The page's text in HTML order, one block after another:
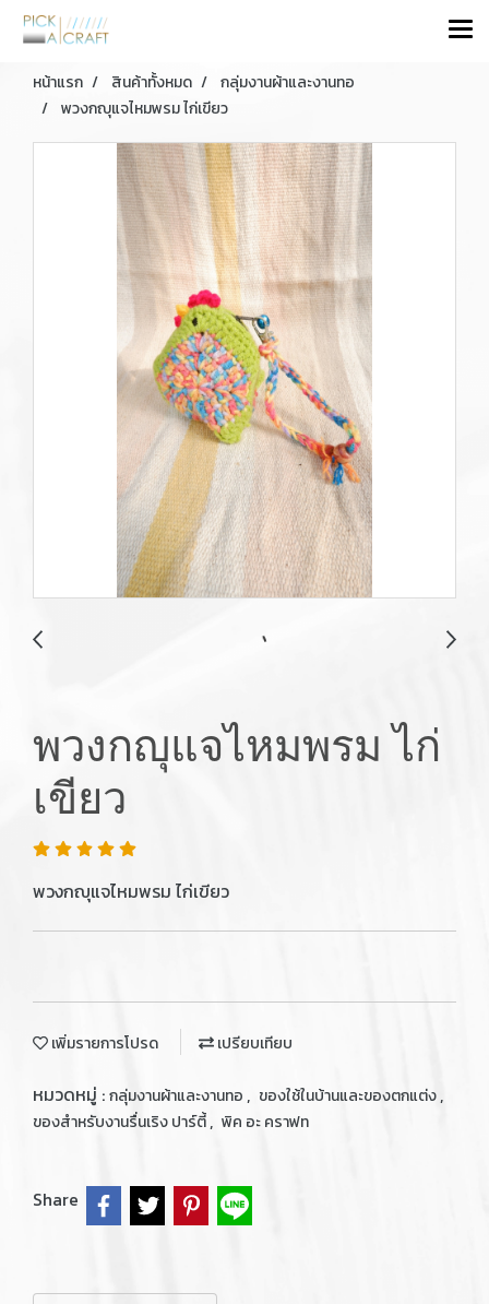
หน้าแรก สินค้าทั้งหมด
กลุ่มงานผ้าและงานทอ
พวงกญุแจไหมพรม ไก่เขียว
พวงกญุแจไหมพรม ไก่
เขียว
พวงกญุแจไหมพรม ไก่เขียว
เพิ่มรายการโปรด เปรียบเทียบ
หมวดหมู่ :กลุ่มงานผ้าและงานทอ , ของใช้ในบ้านและของตกแต่ง,
ของสำหรับงานรื่นเริง ปาร์ตี้, พิค อะ คราฟท
Share